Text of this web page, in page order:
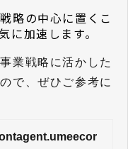
略の中心に置くこ
に加速します。
業戦略に活かした
で、ぜひご参考に